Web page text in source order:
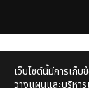
เว็บไซต์นี้มีการเก็
วางแผนและบริหาร